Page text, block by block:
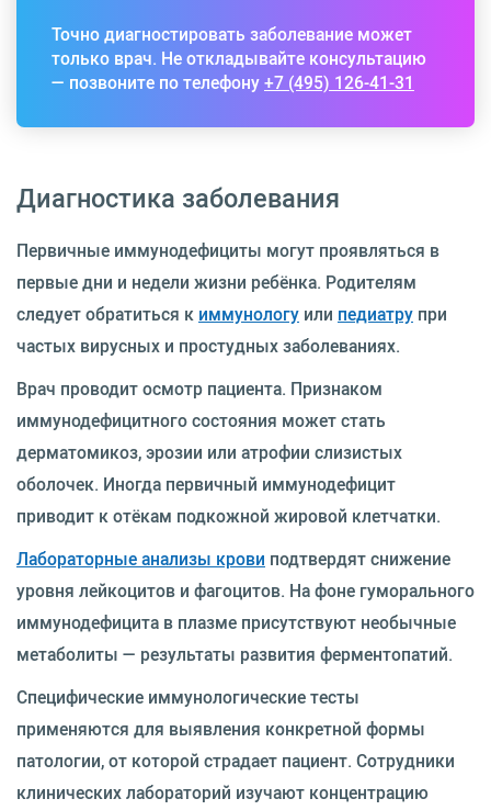
Точно диагностировать заболевание может
только врач. Не откладывайте консультацию
— позвоните по телефону+7 (495) 126-41-31
Диагностика заболевания
Первичные иммунодефициты могут проявляться в
первые дни и недели жизни ребёнка. Родителям
следует обратиться к иммунологу или педиатру при
частых вирусных и простудных заболеваниях.
Врач проводит осмотр пациента. Признаком
иммунодефицитного состояния может стать
дерматомикоз, эрозии или атрофии слизистых
оболочек. Иногда первичный иммунодефицит
приводит к отёкам подкожной жировой клетчатки.
Лабораторные анализы крови подтвердят снижение
уровня лейкоцитов и фагоцитов. На фоне гуморального
иммунодефицита в плазме присутствуют необычные
метаболиты — результаты развития ферментопатий.
Специфические иммунологические тесты
применяются для выявления конкретной формы
патологии, от которой страдает пациент. Сотрудники
клинических лабораторий изучают концентрацию